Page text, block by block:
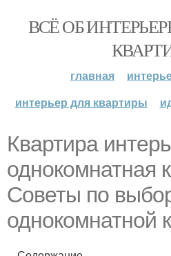
ВСЁ ОБ
главная
интерьер для квартиры
Квартира
однокомнатная
Советы по
однокомнатной